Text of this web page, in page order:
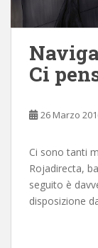
Ci
26 Marzo
Ci sono tanti
Rojadirecta,
seguito è
disposizione